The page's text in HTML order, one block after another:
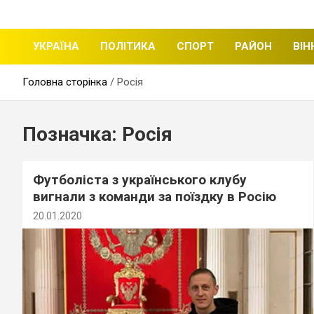
Вінницька стрічка
УКРАЇНА ПОЛІТИКА СПОРТ РАЙОН
Головна сторінка Росія
Позначка: Росія
Футболіста з українського клубу
вигнали з команди за поїздку в Росію
20.01.2020